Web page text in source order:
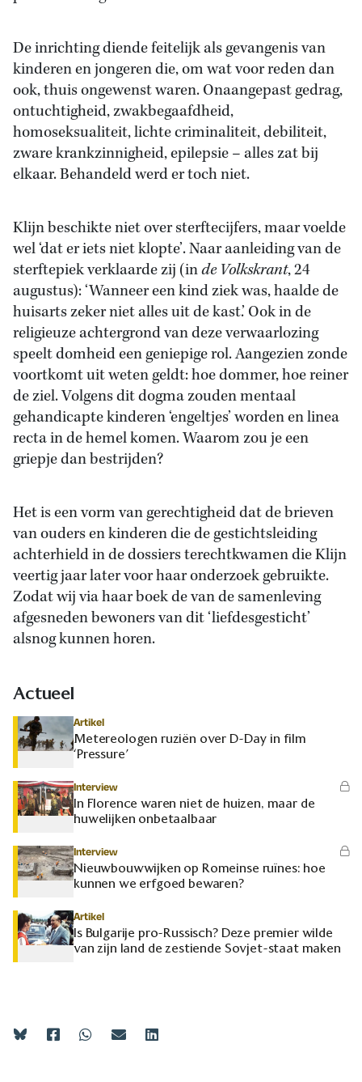
De inrichting diende feitelijk als gevangenis van
kinderen en jongeren die, om wat voor reden dan
ook, thuis ongewenst waren. Onaangepast gedrag,
ontuchtigheid, zwakbegaafdheid,
homoseksualiteit, lichte criminaliteit, debiliteit,
zware krankzinnigheid, epilepsie – alles zat bij
elkaar. Behandeld werd er toch niet.
Klijn beschikte niet over sterftecijfers, maar voelde
wel ‘dat er iets niet klopte’. Naar aanleiding van de
sterftepiek verklaarde zij (inde Volkskrant, 24
augustus): ‘Wanneer een kind ziek was, haalde de
huisarts zeker niet alles uit de kast.’ Ook in de
religieuze achtergrond van deze verwaarlozing
speelt domheid een geniepige rol. Aangezien zonde
voortkomt uit weten geldt: hoe dommer, hoe reiner
de ziel. Volgens dit dogma zouden mentaal
gehandicapte kinderen ‘engeltjes’ worden en linea
recta in de hemel komen. Waarom zou je een
griepje dan bestrijden?
Het is een vorm van gerechtigheid dat de brieven
van ouders en kinderen die de gestichtsleiding
achterhield in de dossiers terechtkwamen die Klijn
veertig jaar later voor haar onderzoek gebruikte.
Zodat wij via haar boek de van de samenleving
afgesneden bewoners van dit ‘liefdesgesticht’
alsnog kunnen horen.
Actueel
Artikel
Metereologen ruziën over D-Day in film
‘Pressure’
Interview
In Florence waren niet de huizen, maar de
huwelijken onbetaalbaar
Interview
Nieuwbouwwijken op Romeinse ruïnes: hoe
kunnen we erfgoed bewaren?
Artikel
Is Bulgarije pro-Russisch? Deze premier wilde
van zijn land de zestiende Sovjet-staat maken